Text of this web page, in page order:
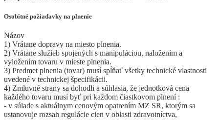
Osobitné požiadavky na plnenie
Názov
1) Vrátane dopravy na miesto plnenia.
2) Vrátane služieb spojených s manipuláciou, naložením a
vyložením tovaru v mieste plnenia.
3) Predmet plnenia (tovar) musí spĺňať všetky technické vlastnosti
uvedené v technickej špecifikácii.
4) Zmluvné strany sa dohodli a súhlasia, že jednotková cena
každého tovaru musí byť pri každom čiastkovom plnení :
- v súlade s aktuálnym cenovým opatrením MZ SR, ktorým sa
ustanovuje rozsah regulácie cien v oblasti zdravotníctva,